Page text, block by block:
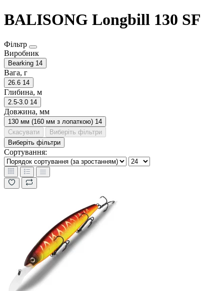
BALISONG Longbill 130 SF
Фільтр
Виробник
Bearking 14
Вага, г
26.6 14
Глибина, м
2.5-3.0 14
Довжина, мм
130 мм (160 мм з лопаткою) 14
Скасувати
Виберіть фільтри
Виберіть фільтри
Сортування: